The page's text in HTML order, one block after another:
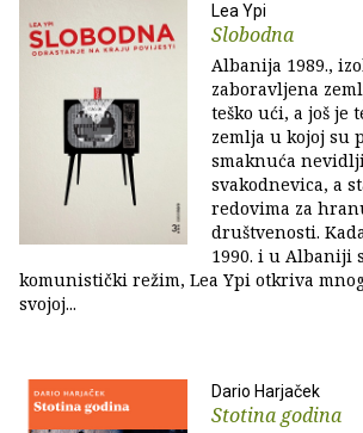
Lea Ypi
Slobodna
Albanija 1989.,
zaboravljena
teško ući, a još je
zemlja u kojoj su
smaknuća
svakodnevica, a
redovima za
društvenosti.
1990. i u Albaniji
komunistički režim, Lea Ypi otkriva
svojoj...
Dario Harjaček
Stotina godina